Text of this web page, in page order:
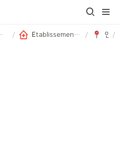
/ Établissements soutenant les frais médicaux / 인천/